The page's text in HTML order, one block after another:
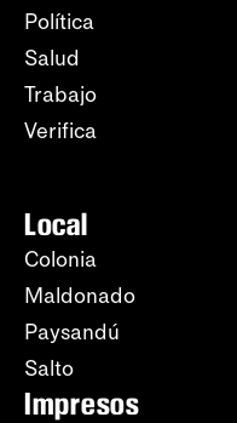
Política
Salud
Trabajo
Verifica
Local
Colonia
Maldonado
Paysandú
Salto
Impresos